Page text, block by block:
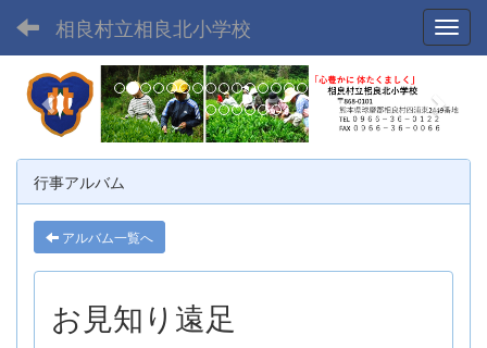
相良村立相良北小学校
p
r
e
v
i
o
u
e
x
t
行事アルバム
アルバム一覧へ
お見知り遠足